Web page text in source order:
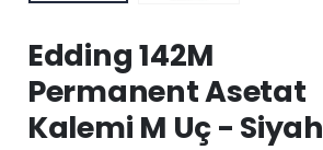
Edding 142M
Permanent Asetat
Kalemi M Uç - Siyah